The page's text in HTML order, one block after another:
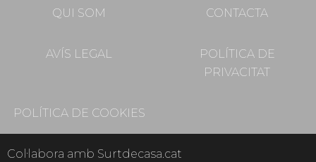
QUI SOM CONTACTA
AVÍS LEGAL
POLÍTICA DE
PRIVACITAT
POLÍTICA DE COOKIES
Col·labora amb Surtdecasa.cat